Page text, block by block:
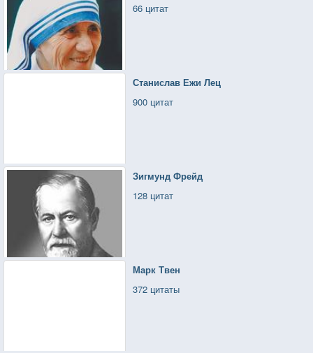
66 цитат
Станислав Ежи Лец
900 цитат
Зигмунд Фрейд
128 цитат
Марк Твен
372 цитаты